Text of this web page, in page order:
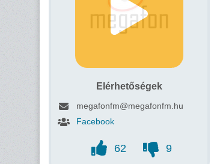
Elérhetőségek
megafonfm@megafonfm.hu
Facebook
62 9